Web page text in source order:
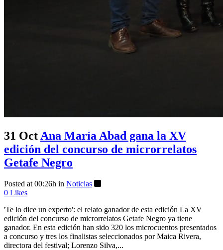
31 Oct Ana María Abad gana la XV
edición del concurso de microrrelatos
Getafe Negro
Posted at 00:26h in Noticias
0 Likes
'Te lo dice un experto': el relato ganador de esta edición La XV
edición del concurso de microrrelatos Getafe Negro ya tiene
ganador. En esta edición han sido 320 los microcuentos presentados
a concurso y tres los finalistas seleccionados por Maica Rivera,
directora del festival; Lorenzo Silva,...